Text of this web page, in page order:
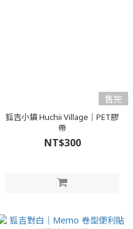
售完
狐吉小鎮 Huchii Village｜PET膠
帶
NT$300